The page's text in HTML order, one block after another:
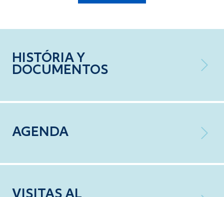
HISTÓRIA Y
DOCUMENTOS
AGENDA